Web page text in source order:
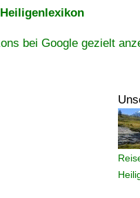
bei Google gezielt